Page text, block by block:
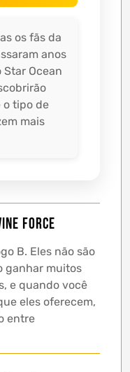
os fãs da
anos
Ocean
o tipo de
mais
Force
B. Eles não são
ganhar muitos
e quando você
eles oferecem,
entre